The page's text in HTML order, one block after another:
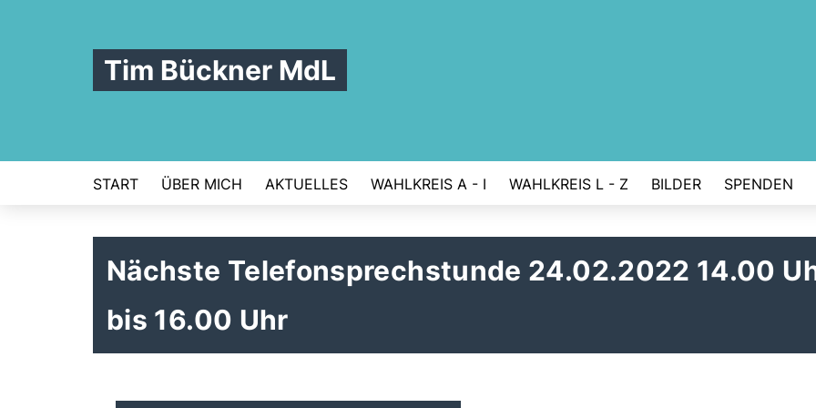
Tim Bückner MdL
START ÜBER MICH AKTUELLES WAHLKREIS A - I WAHLKREIS L - Z BILDER SPENDEN
Nächste Telefonsprechstunde 24.02.2022 14.00
bis 16.00 Uhr